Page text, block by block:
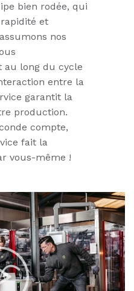
bien rodée, qui
et
nos
au long du cycle
entre la
garantit la
production.
compte,
fait la
vous-même !